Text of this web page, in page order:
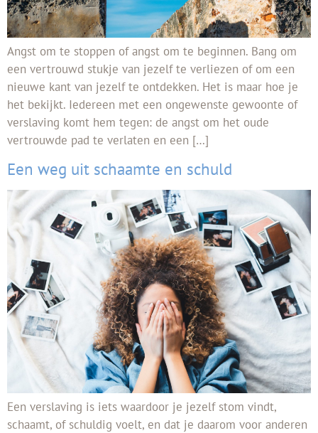
Angst om te stoppen of angst om te beginnen. Bang om
een vertrouwd stukje van jezelf te verliezen of om een
nieuwe kant van jezelf te ontdekken. Het is maar hoe je
het bekijkt. Iedereen met een ongewenste gewoonte of
verslaving komt hem tegen: de angst om het oude
vertrouwde pad te verlaten en een […]
Een weg uit schaamte en schuld
Een verslaving is iets waardoor je jezelf stom vindt,
schaamt, of schuldig voelt, en dat je daarom voor anderen